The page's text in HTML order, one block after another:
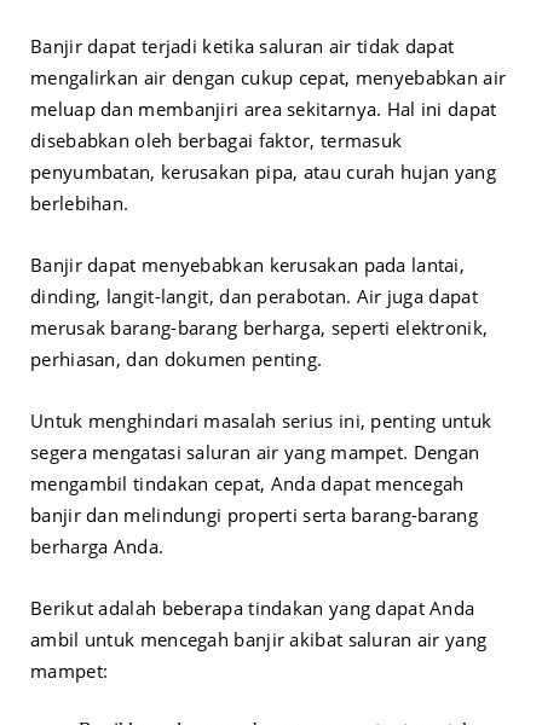
Banjir dapat terjadi ketika saluran air tidak dapat
mengalirkan air dengan cukup cepat, menyebabkan air
meluap dan membanjiri area sekitarnya. Hal ini dapat
disebabkan oleh berbagai faktor, termasuk
penyumbatan, kerusakan pipa, atau curah hujan yang
berlebihan.
Banjir dapat menyebabkan kerusakan pada lantai,
dinding, langit-langit, dan perabotan. Air juga dapat
merusak barang-barang berharga, seperti elektronik,
perhiasan, dan dokumen penting.
Untuk menghindari masalah serius ini, penting untuk
segera mengatasi saluran air yang mampet. Dengan
mengambil tindakan cepat, Anda dapat mencegah
banjir dan melindungi properti serta barang-barang
berharga Anda.
Berikut adalah beberapa tindakan yang dapat Anda
ambil untuk mencegah banjir akibat saluran air yang
mampet: